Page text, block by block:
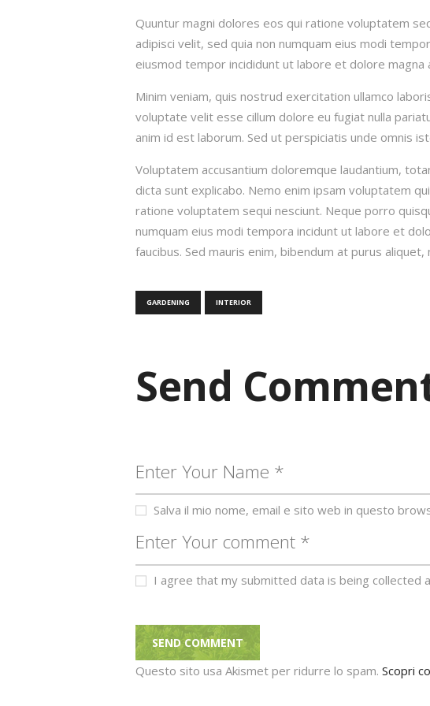
Quuntur magni dolores eos qui ratione voluptatem
adipisci velit, sed quia non numquam eius modi
eiusmod tempor incididunt ut labore et dolore magna
Minim veniam, quis nostrud exercitation ullamco
voluptate velit esse cillum dolore eu fugiat nulla
anim id est laborum. Sed ut perspiciatis unde omnis
Voluptatem accusantium doloremque laudantium,
dicta sunt explicabo. Nemo enim ipsam voluptatem
ratione voluptatem sequi nesciunt. Neque porro
numquam eius modi tempora incidunt ut labore et
faucibus. Sed mauris enim, bibendum at purus
GARDENING INTERIOR
Send
Salva il mio nome, email e sito web in questo
I agree that my submitted data is being collected
Questo sito usa Akismet per ridurre lo spam. Scopri